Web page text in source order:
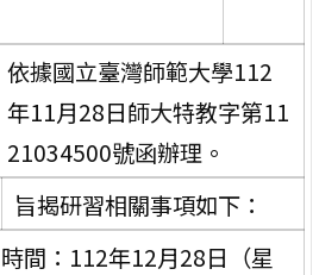
依據國立臺灣師範大學112
年11月28日師大特教字第11
21034500號函辦理。
旨揭研習相關事項如下：
時間：112年12月28日（星